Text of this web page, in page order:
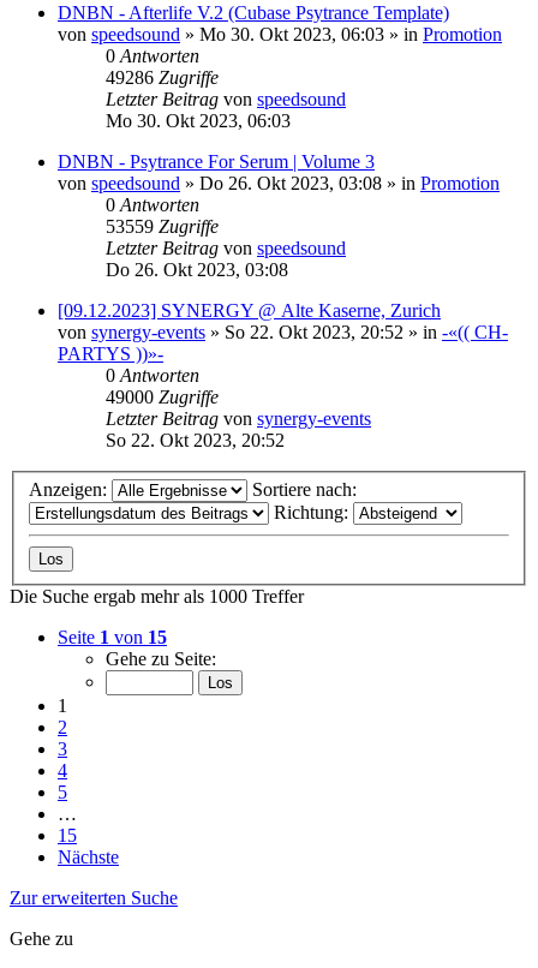
DNBN - Afterlife V.2 (Cubase Psytrance Template)
von speedsound » Mo 30. Okt 2023, 06:03 » in Promotion
0 Antworten
49286 Zugriffe
Letzter Beitrag von speedsound
Mo 30. Okt 2023, 06:03
DNBN - Psytrance For Serum | Volume 3
von speedsound » Do 26. Okt 2023, 03:08 » in Promotion
0 Antworten
53559 Zugriffe
Letzter Beitrag von speedsound
Do 26. Okt 2023, 03:08
[09.12.2023] SYNERGY @ Alte Kaserne, Zurich
von synergy-events » So 22. Okt 2023, 20:52 » in -«(( CH-
PARTYS ))»-
0 Antworten
49000 Zugriffe
Letzter Beitrag von synergy-events
So 22. Okt 2023, 20:52
Anzeigen:
Sortiere nach:
Richtung:
Die Suche ergab mehr als 1000 Treffer
Seite 1 von 15
Gehe zu Seite:
1
2
3
4
5
…
15
Nächste
Zur erweiterten Suche
Gehe zu